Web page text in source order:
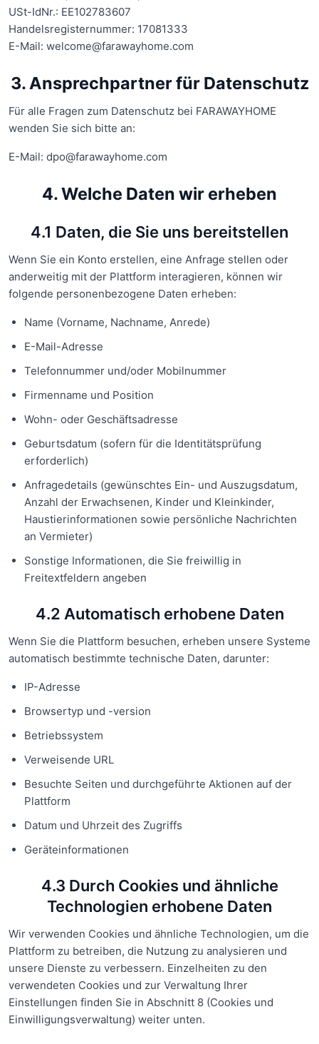
USt-IdNr.: EE102783607
Handelsregisternummer: 17081333
E-Mail: welcome@farawayhome.com
3. Ansprechpartner für Datenschutz
Für alle Fragen zum Datenschutz bei FARAWAYHOME
wenden Sie sich bitte an:
E-Mail: dpo@farawayhome.com
4. Welche Daten wir erheben
4.1 Daten, die Sie uns bereitstellen
Wenn Sie ein Konto erstellen, eine Anfrage stellen oder
anderweitig mit der Plattform interagieren, können wir
folgende personenbezogene Daten erheben:
Name (Vorname, Nachname, Anrede)
E-Mail-Adresse
Telefonnummer und/oder Mobilnummer
Firmenname und Position
Wohn- oder Geschäftsadresse
Geburtsdatum (sofern für die Identitätsprüfung
erforderlich)
Anfragedetails (gewünschtes Ein- und Auszugsdatum,
Anzahl der Erwachsenen, Kinder und Kleinkinder,
Haustierinformationen sowie persönliche Nachrichten
an Vermieter)
Sonstige Informationen, die Sie freiwillig in
Freitextfeldern angeben
4.2 Automatisch erhobene Daten
Wenn Sie die Plattform besuchen, erheben unsere Systeme
automatisch bestimmte technische Daten, darunter:
IP-Adresse
Browsertyp und -version
Betriebssystem
Verweisende URL
Besuchte Seiten und durchgeführte Aktionen auf der
Plattform
Datum und Uhrzeit des Zugriffs
Geräteinformationen
4.3 Durch Cookies und ähnliche
Technologien erhobene Daten
Wir verwenden Cookies und ähnliche Technologien, um die
Plattform zu betreiben, die Nutzung zu analysieren und
unsere Dienste zu verbessern. Einzelheiten zu den
verwendeten Cookies und zur Verwaltung Ihrer
Einstellungen finden Sie in Abschnitt 8 (Cookies und
Einwilligungsverwaltung) weiter unten.